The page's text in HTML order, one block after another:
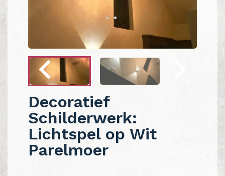
Decoratief
Schilderwerk:
Lichtspel op Wit
Parelmoer